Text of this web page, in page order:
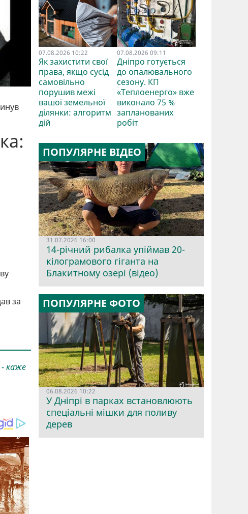
за
- каже
07.08.2026 10:22
Як захистити свої
права, якщо сусід
самовільно
порушив межі
вашої земельної
ділянки: алгоритм
дій
07.08.2026 09:11
Дніпро готується
до опалювального
сезону. КП
«Теплоенерго» вже
виконало 75 %
запланованих
робіт
ПОПУЛЯРНЕ ВІДЕО
31.07.2026 16:00
14-річний рибалка упіймав 20-
кілограмового гіганта на
Блакитному озері (відео)
ПОПУЛЯРНЕ ФОТО
06.08.2026 10:22
У Дніпрі в парках встановлюють
спеціальні мішки для поливу
дерев